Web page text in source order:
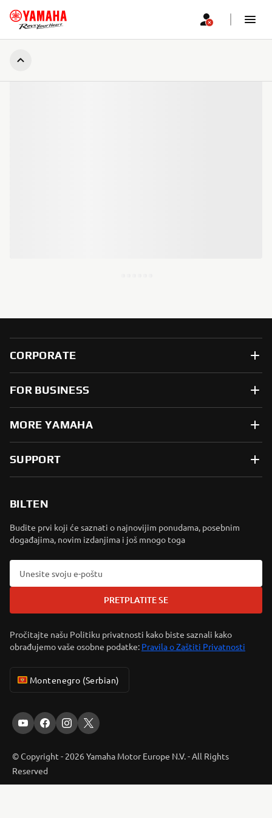
LOCATOR
CORPORATE
FOR BUSINESS
MORE YAMAHA
SUPPORT
BILTEN
Budite prvi koji će saznati o najnovijim ponudama, posebnim
događajima, novim izdanjima i još mnogo toga
PRETPLATITE SE
Pročitajte našu Politiku privatnosti kako biste saznali kako
obrađujemo vaše osobne podatke: Pravila o Zaštiti Privatnosti
Montenegro (Serbian)
© Copyright - 2026 Yamaha Motor Europe N.V. - All Rights
Reserved